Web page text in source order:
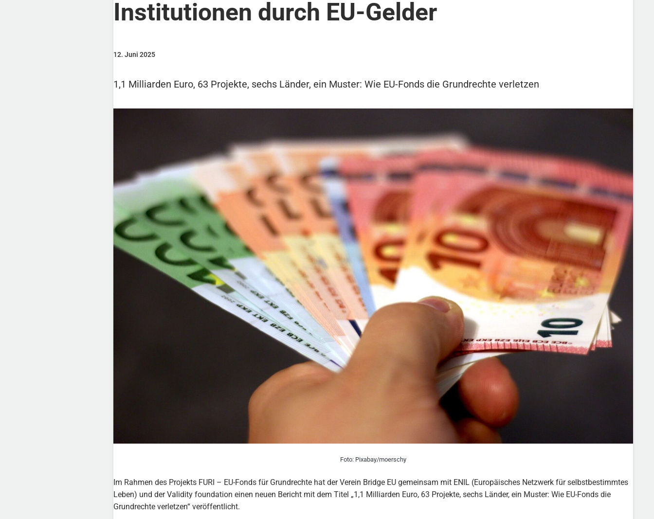
Institutionen durch EU-Gelder
12. Juni 2025
1,1 Milliarden Euro, 63 Projekte, sechs Länder, ein Muster: Wie EU-Fonds die Grundrechte verletzen
Foto: Pixabay/moerschy
Im Rahmen des Projekts FURI – EU-Fonds für Grundrechte hat der Verein Bridge EU gemeinsam mit ENIL (Europäisches Netzwerk für selbstbestimmtes
Leben) und der Validity foundation einen neuen Bericht mit dem Titel „1,1 Milliarden Euro, 63 Projekte, sechs Länder, ein Muster: Wie EU-Fonds die
Grundrechte verletzen“ veröffentlicht.